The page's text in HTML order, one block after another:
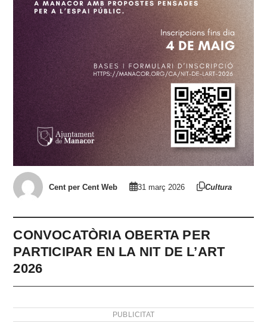
Cent per Cent Web 31 març 2026 Cultura
CONVOCATÒRIA OBERTA PER
PARTICIPAR EN LA NIT DE L’ART
2026
PUBLICITAT